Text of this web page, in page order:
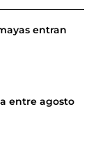
entran
entre agosto